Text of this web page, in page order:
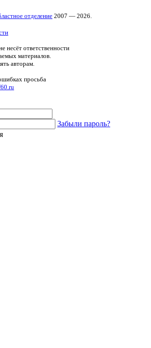
отделение 2007 — 2026.
несёт ответственности
материалов.
авторам.
просьба
Забыли пароль?